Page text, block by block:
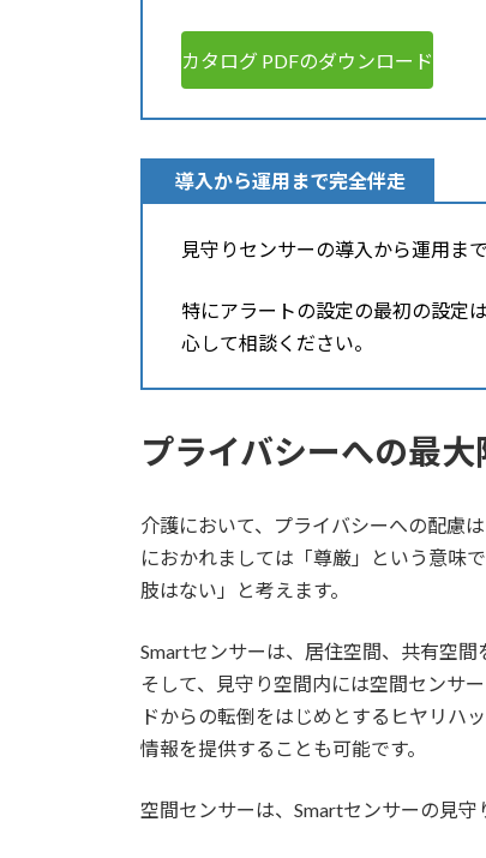
カタログ PDFのダウンロード
導入から運用まで完全伴走
見守りセンサーの導入から運用ま
特にアラートの設定の最初の設定
心して相談ください。
プライバシーへの最大
介護において、プライバシーへの配慮
におかれましては「尊厳」という意味
肢はない」と考えます。
Smartセンサーは、居住空間、共有空間
そして、見守り空間内には空間センサ
ドからの転倒をはじめとするヒヤリハ
情報を提供することも可能です。
空間センサーは、Smartセンサーの見守